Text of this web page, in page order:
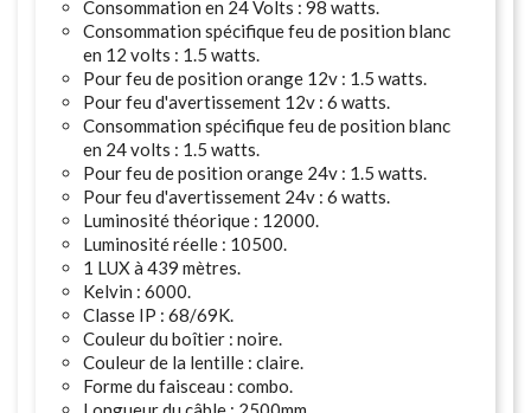
Consommation en 24 Volts : 98 watts.
Consommation spécifique feu de position blanc
en 12 volts : 1.5 watts.
Pour feu de position orange 12v : 1.5 watts.
Pour feu d'avertissement 12v : 6 watts.
Consommation spécifique feu de position blanc
en 24 volts : 1.5 watts.
Pour feu de position orange 24v : 1.5 watts.
Pour feu d'avertissement 24v : 6 watts.
Luminosité théorique : 12000.
Luminosité réelle : 10500.
1 LUX à 439 mètres.
Kelvin : 6000.
Classe IP : 68/69K.
Couleur du boîtier : noire.
Couleur de la lentille : claire.
Forme du faisceau : combo.